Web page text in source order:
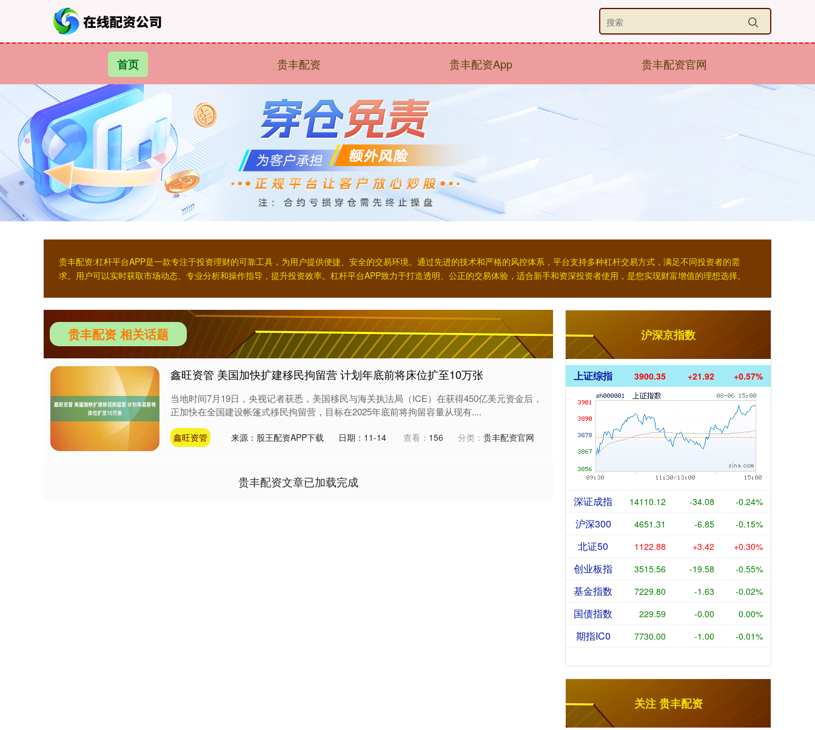
首页 贵丰配资 贵丰配资App 贵丰配资官网
贵丰配资:杠杆平台APP是一款专注于投资理财的可靠工具，为用户提供便捷、安全的交易环境。通过先进的技术和严格的风控体系，平台支持多种杠杆交易方式，满足不同投资者的需
求。用户可以实时获取市场动态、专业分析和操作指导，提升投资效率。杠杆平台APP致力于打造透明、公正的交易体验，适合新手和资深投资者使用，是您实现财富增值的理想选择。
贵丰配资 相关话题
鑫旺资管 美国加快扩建移民拘留营 计划年底前将床位扩至10万张
当地时间7月19日，央视记者获悉，美国移民与海关执法局（ICE）在获得450亿美元资金后，
正加快在全国建设帐篷式移民拘留营，目标在2025年底前将拘留容量从现有....
鑫旺资管 来源：股王配资APP下载 日期：11-14 查看： 156 分类： 贵丰配资官网
贵丰配资文章已加载完成
沪深京指数
上证综指 3900.35 +21.92 +0.57%
深证成指 14110.12 -34.08 -0.24%
沪深300 4651.31 -6.85 -0.15%
北证50 1122.88 +3.42 +0.30%
创业板指 3515.56 -19.58 -0.55%
基金指数 7229.80 -1.63 -0.02%
国债指数 229.59 -0.00 0.00%
期指IC0 7730.00 -1.00 -0.01%
关注 贵丰配资